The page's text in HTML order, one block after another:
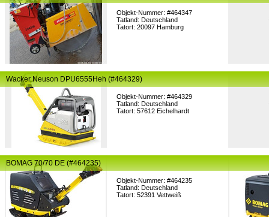
Objekt-Nummer: #464347
Tatland: Deutschland
Tatort: 20097 Hamburg
Objekt-Nummer: #464329
Tatland: Deutschland
Tatort: 57612 Eichelhardt
Wacker Neuson DPU6555Heh (#464329)
Objekt-Nummer: #464235
Tatland: Deutschland
Tatort: 52391 Vettweiß
BOMAG 70/70 DE (#464235)